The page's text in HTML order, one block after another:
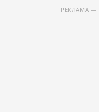
РЕКЛАМА